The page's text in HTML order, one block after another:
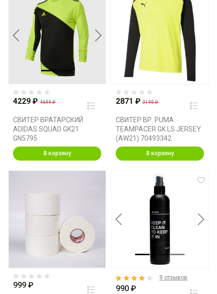
Previous Next
4229 ₽ 4699 ₽
СВИТЕР ВРАТАРСКИЙ
ADIDAS SQUAD GK21
GN5795
В корзину
2871 ₽ 3190 ₽
СВИТЕР ВР. PUMA
TEAMPACER GK LS JERSEY
(AW21) 70493342
В корзину
999 ₽
Previous Next
990 ₽
9 отзывов